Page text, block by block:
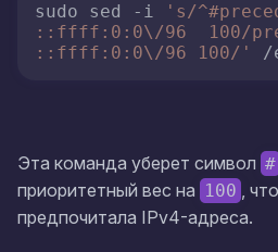
sudo sed -i
's/
::ffff:0:0\/96  100/
::ffff:0:0\/96 100/'
/
Эта команда уберет символ #
приоритетный вес на 100 ,
предпочитала IPv4-адреса.